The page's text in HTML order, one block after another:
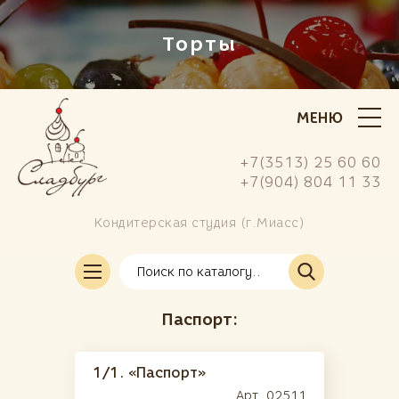
Торты
МЕНЮ
Кондитерская студия (г.Миасс)
+7(3513) 25 60 60
+7(904) 804 11 33
Заказать свой торт
Современные
(73)
Детские (136)
Мультяшки
Даты
Паспорт:
1/1. «Паспорт»
Арт. 02511